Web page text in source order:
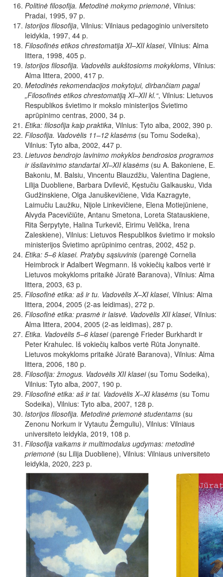
Politinė filosofija. Metodinė mokymo priemonė, Vilnius:
Pradai, 1995, 97 p.
Istorijos filosofija, Vilnius: Vilniaus pedagoginio universiteto
leidykla, 1997, 44 p.
Filosofinės etikos chrestomatija XI–XII klasei, Vilnius: Alma
littera, 1998, 405 p.
Istorijos filosofija. Vadovėlis aukštosioms mokykloms, Vilnius:
Alma littera, 2000, 417 p.
Metodinės rekomendacijos mokytojui, dirbančiam pagal
„Filosofinės etikos chrestomatiją XI–XII kl.“, Vilnius: Lietuvos
Respublikos švietimo ir mokslo ministerijos Švietimo
aprūpinimo centras, 2000, 34 p.
Etika: filosofija kaip praktika, Vilnius: Tyto alba, 2002, 390 p.
Filosofija. Vadovėlis 11–12 klasėms (su Tomu Sodeika),
Vilnius: Tyto alba, 2002, 447 p.
Lietuvos bendrojo lavinimo mokyklos bendrosios programos
ir išsilavinimo standartai XI–XII klasėms (su A. Bakoniene, E.
Bakoniu, M. Balsiu, Vincentu Blauzdžiu, Valentina Dagiene,
Lilija Duobliene, Barbara Dvilevič, Kęstučiu Galkausku, Vida
Gudžinskiene, Olga Januškevičiene, Vida Kazragyte,
Laimučiu Laužiku, Nijole Linkevičiene, Elena Motiejūniene,
Alvyda Pacevičiūte, Antanu Smetona, Loreta Statauskiene,
Rita Šerpytyte, Halina Turkevič, Eirimu Velička, Irena
Zaleskiene), Vilnius: Lietuvos Respublikos švietimo ir mokslo
ministerijos Švietimo aprūpinimo centras, 2002, 452 p.
Etika: 5–6 klasei. Pratybų sąsiuvinis (parengė Cornelia
Heimbrock ir Adalbert Wegmann. Iš vokiečių kalbos vertė ir
Lietuvos mokykloms pritaikė Jūratė Baranova), Vilnius: Alma
littera, 2003, 63 p.
Filosofinė etika: aš ir tu. Vadovėlis X–XI klasei, Vilnius: Alma
littera, 2004, 2005 (2-as leidimas), 272 p.
Filosofinė etika: prasmė ir laisvė. Vadovėlis XII klasei, Vilnius:
Alma littera, 2004, 2005 (2-as leidimas), 287 p.
Etika. Vadovėlis 5–6 klasei(parengė Frieder Burkhardt ir
Peter Krahulec. Iš vokiečių kalbos vertė Rūta Jonynaitė.
Lietuvos mokykloms pritaikė Jūratė Baranova), Vilnius: Alma
littera, 2006, 180 p.
Filosofija: žmogus. Vadovėlis XII klasei(su Tomu Sodeika),
Vilnius: Tyto alba, 2007, 190 p.
Filosofinė etika: aš ir tai. Vadovėlis X–XI klasėms (su Tomu
Sodeika), Vilnius: Tyto alba, 2007, 128 p.
Istorijos filosofija. Metodinė priemonė studentams (su
Zenonu Norkum ir Vytautu Žemguliu), Vilnius: Vilniaus
universiteto leidykla, 2019, 108 p.
Filosofija vaikams ir multimodalus ugdymas: metodinė
priemonė (su Lilija Duobliene), Vilnius: Vilniaus universiteto
leidykla, 2020, 223 p.